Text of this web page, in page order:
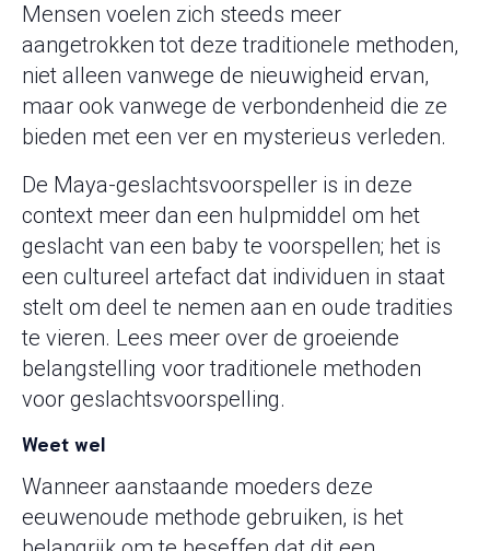
Mensen voelen zich steeds meer
aangetrokken tot deze traditionele methoden,
niet alleen vanwege de nieuwigheid ervan,
maar ook vanwege de verbondenheid die ze
bieden met een ver en mysterieus verleden.
De Maya-geslachtsvoorspeller is in deze
context meer dan een hulpmiddel om het
geslacht van een baby te voorspellen; het is
een cultureel artefact dat individuen in staat
stelt om deel te nemen aan en oude tradities
te vieren. Lees meer over de groeiende
belangstelling voor traditionele methoden
voor geslachtsvoorspelling.
Weet wel
Wanneer aanstaande moeders deze
eeuwenoude methode gebruiken, is het